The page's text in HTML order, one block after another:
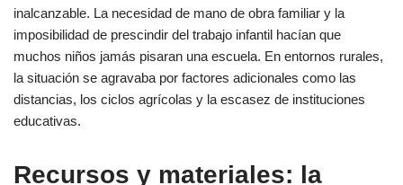
inalcanzable. La necesidad de mano de obra familiar y la
imposibilidad de prescindir del trabajo infantil hacían que
muchos niños jamás pisaran una escuela. En entornos rurales,
la situación se agravaba por factores adicionales como las
distancias, los ciclos agrícolas y la escasez de instituciones
educativas.
Recursos y materiales: la